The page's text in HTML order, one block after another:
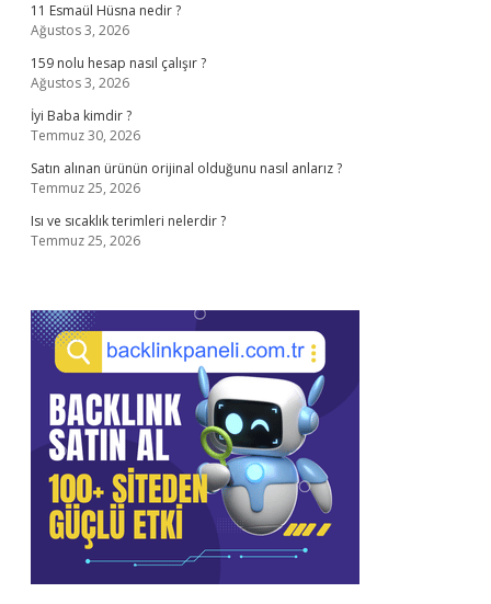
11 Esmaül Hüsna nedir ?
Ağustos 3, 2026
159 nolu hesap nasıl çalışır ?
Ağustos 3, 2026
İyi Baba kimdir ?
Temmuz 30, 2026
Satın alınan ürünün orijinal olduğunu nasıl anlarız ?
Temmuz 25, 2026
Isı ve sıcaklık terimleri nelerdir ?
Temmuz 25, 2026